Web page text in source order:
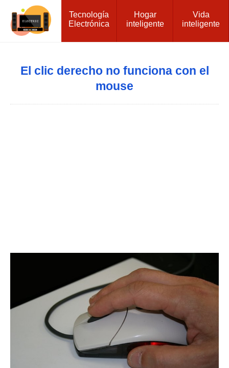
Tecnología
Electrónica
Hogar
inteligente
Vida
inteligente
El clic derecho no funciona con el
mouse